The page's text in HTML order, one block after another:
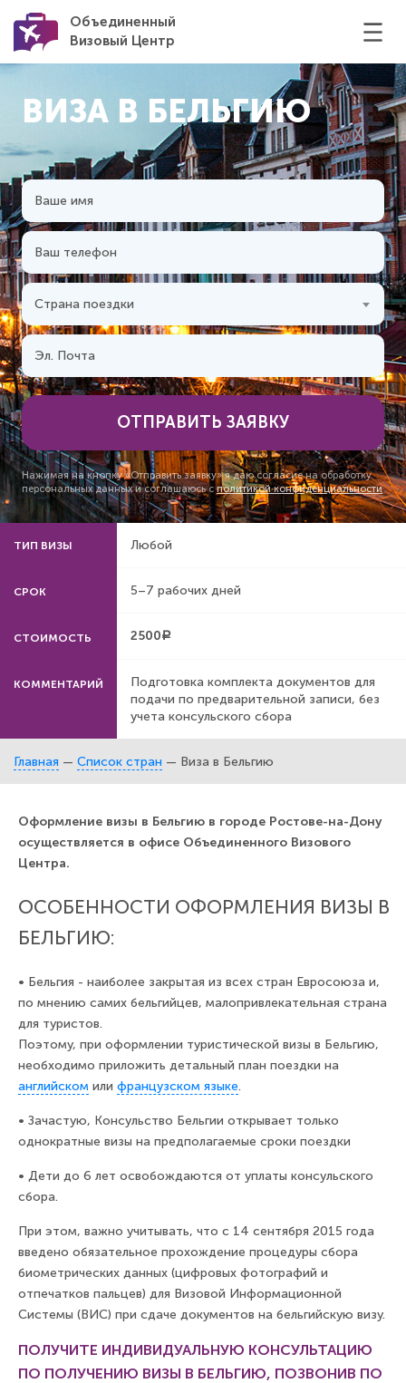
Объединенный
Визовый Центр
ВИЗА В БЕЛЬГИЮ
Страна поездки
ОТПРАВИТЬ ЗАЯВКУ
Нажимая на кнопку «Отправить заявку» я даю согласие на обработку
персональных данных и соглашаюсь сполитикой конфиденциальности
ТИП ВИЗЫ
СРОК
СТОИМОСТЬ
КОММЕНТАРИЙ
Любой
5–7 рабочих дней
2500a
Подготовка комплекта документов для
подачи по предварительной записи, без
учета консульского сбора
Главная — Список стран — Виза в Бельгию
Оформление визы в Бельгию в городе Ростове-на-Дону
осуществляется в офисе Объединенного Визового
Центра.
ОСОБЕННОСТИ ОФОРМЛЕНИЯ ВИЗЫ В
БЕЛЬГИЮ:
• Бельгия - наиболее закрытая из всех стран Евросоюза и,
по мнению самих бельгийцев, малопривлекательная страна
для туристов.
Поэтому, при оформлении туристической визы в Бельгию,
необходимо приложить детальный план поездки на
английском или французском языке.
• Зачастую, Консульство Бельгии открывает только
однократные визы на предполагаемые сроки поездки
• Дети до 6 лет освобождаются от уплаты консульского
сбора.
При этом, важно учитывать, что с 14 сентября 2015 года
введено обязательное прохождение процедуры сбора
биометрических данных (цифровых фотографий и
отпечатков пальцев) для Визовой Информационной
Системы (ВИС) при сдаче документов на бельгийскую визу.
ПОЛУЧИТЕ ИНДИВИДУАЛЬНУЮ КОНСУЛЬТАЦИЮ
ПО ПОЛУЧЕНИЮ ВИЗЫ В БЕЛЬГИЮ, ПОЗВОНИВ ПО